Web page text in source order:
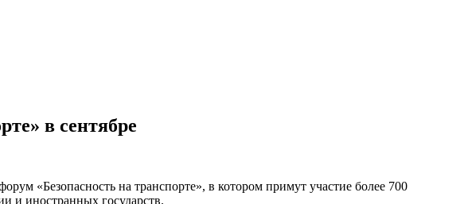
в сентябре
«Безопасность на транспорте», в котором примут участие более 700
и иностранных государств.